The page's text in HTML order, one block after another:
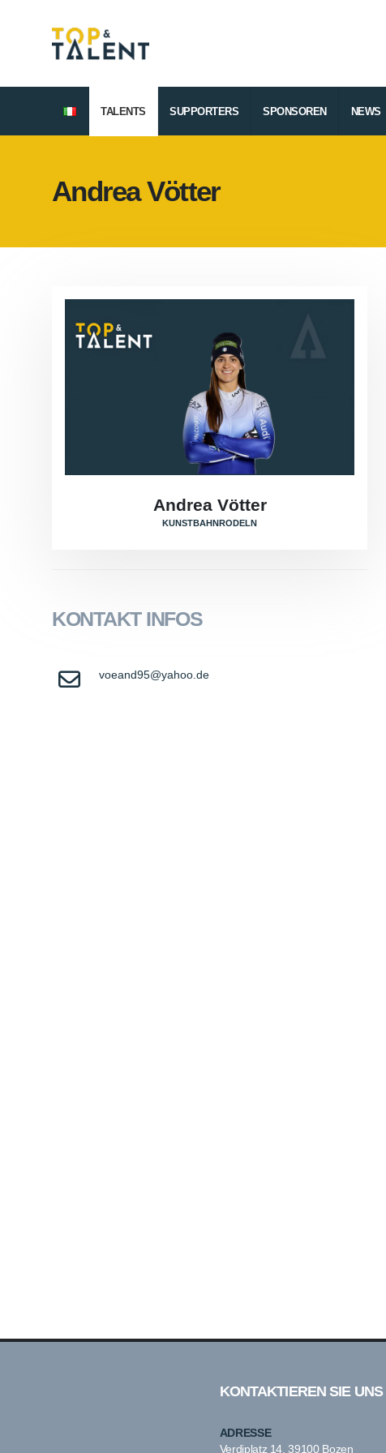
TALENTS SUPPORTERS SPONSOREN NEWS
Andrea Vötter
Andrea Vötter
KUNSTBAHNRODELN
KONTAKT INFOS
voeand95@yahoo.de
KONTAKTIEREN SIE UNS
ADRESSE
Verdiplatz 14, 39100 Bozen